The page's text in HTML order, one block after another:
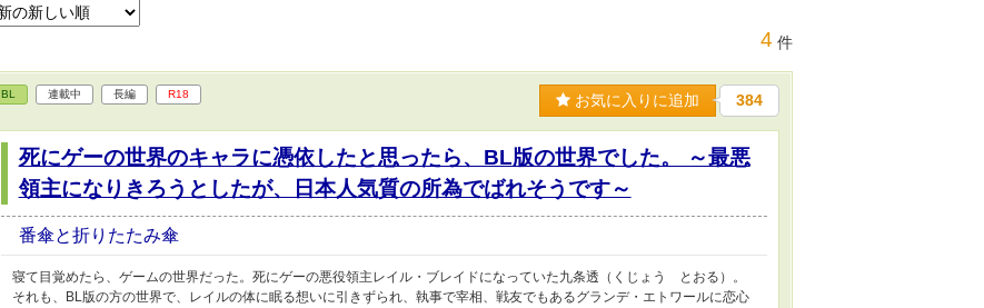
4 件
BL 連載中 長編 R18 お気に入りに追加 384
死にゲーの世界のキャラに憑依したと思ったら、BL版の世界でした。 ～最悪
領主になりきろうとしたが、日本人気質の所為でばれそうです～
番傘と折りたたみ傘
寝て目覚めたら、ゲームの世界だった。死にゲーの悪役領主レイル・ブレイドになっていた九条透（くじょう とおる）。
それも、BL版の方の世界で、レイルの体に眠る想いに引きずられ、執事で宰相、戦友でもあるグランデ・エトワールに恋心